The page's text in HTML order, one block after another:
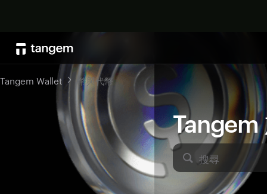
Tangem
搜尋
Tangem Wallet 幣與代幣